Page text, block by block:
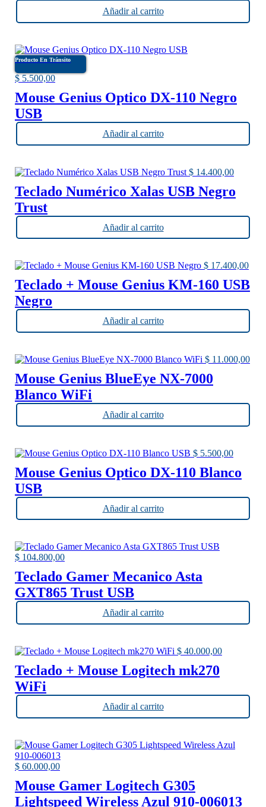
Añadir al carrito
Producto En Tránsito
$ 5.500,00
Mouse Genius Optico DX-110 Negro
USB
Añadir al carrito
$ 14.400,00
Teclado Numérico Xalas USB Negro
Trust
Añadir al carrito
$ 17.400,00
Teclado + Mouse Genius KM-160 USB
Negro
Añadir al carrito
$ 11.000,00
Mouse Genius BlueEye NX-7000
Blanco WiFi
Añadir al carrito
$ 5.500,00
Mouse Genius Optico DX-110 Blanco
USB
Añadir al carrito
$ 104.800,00
Teclado Gamer Mecanico Asta
GXT865 Trust USB
Añadir al carrito
$ 40.000,00
Teclado + Mouse Logitech mk270
WiFi
Añadir al carrito
$ 60.000,00
Mouse Gamer Logitech G305
Lightspeed Wireless Azul 910-006013